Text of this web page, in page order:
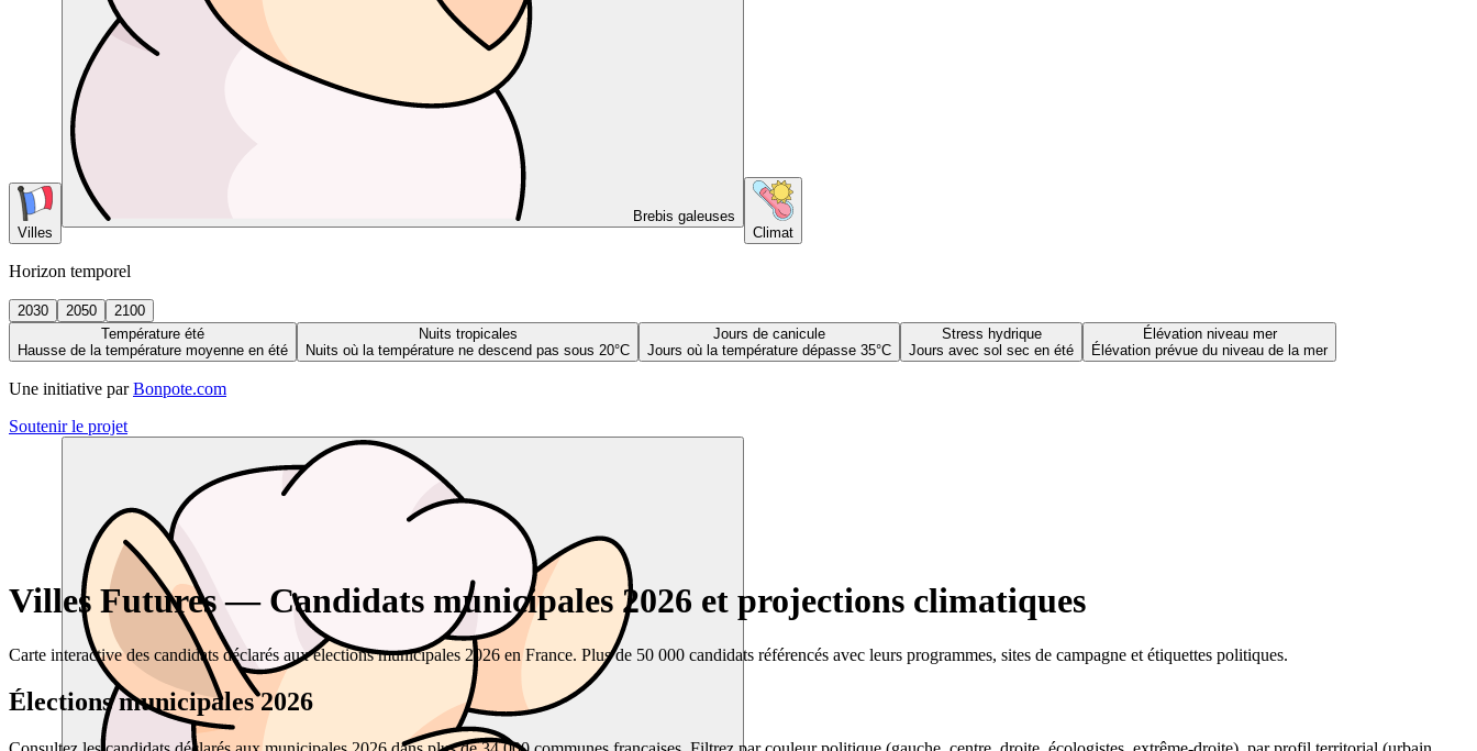
Villes
Brebis galeuses
Climat
Horizon temporel
2030 2050
2100
Température été
Hausse de la température moyenne en été
Nuits tropicales
Nuits où la température ne descend pas sous 20°C
Jours de canicule
Jours où la température dépasse 35°C
Stress hydrique
Jours avec sol sec en été
Élévation niveau mer
Élévation prévue du niveau de la mer
Une initiative par Bonpote.com
Soutenir le projet
Villes Futures — Candidats municipales 2026 et projections climatiques
Carte interactive des candidats déclarés aux élections municipales 2026 en France. Plus de 50 000 candidats référencés avec leurs programmes, sites de campagne et étiquettes politiques.
Élections municipales 2026